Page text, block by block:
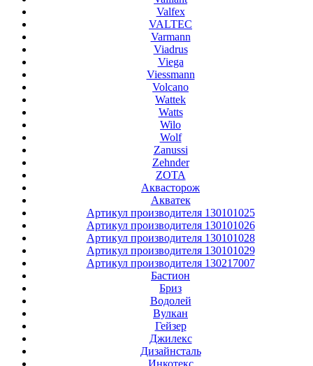
Valfex
VALTEC
Varmann
Viadrus
Viega
Viessmann
Volcano
Wattek
Watts
Wilo
Wolf
Zanussi
Zehnder
ZOTA
Аквасторож
Акватек
Артикул производителя 130101025
Артикул производителя 130101026
Артикул производителя 130101028
Артикул производителя 130101029
Артикул производителя 130217007
Бастион
Бриз
Водолей
Вулкан
Гейзер
Джилекс
Дизайнсталь
Инкотекс